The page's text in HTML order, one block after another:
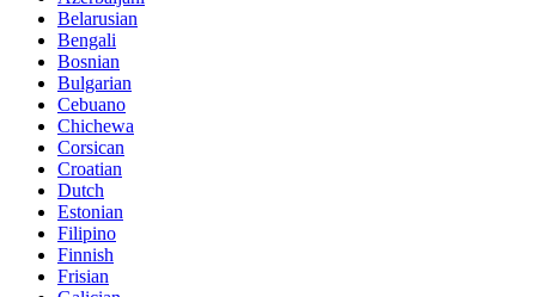
Belarusian
Bengali
Bosnian
Bulgarian
Cebuano
Chichewa
Corsican
Croatian
Dutch
Estonian
Filipino
Finnish
Frisian